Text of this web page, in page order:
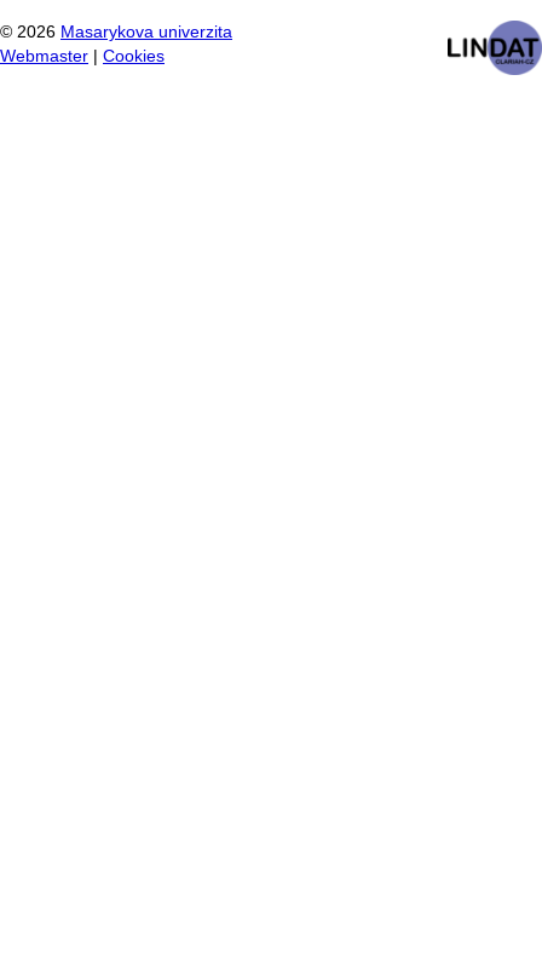
© 2026 Masarykova univerzita
Webmaster
Cookies